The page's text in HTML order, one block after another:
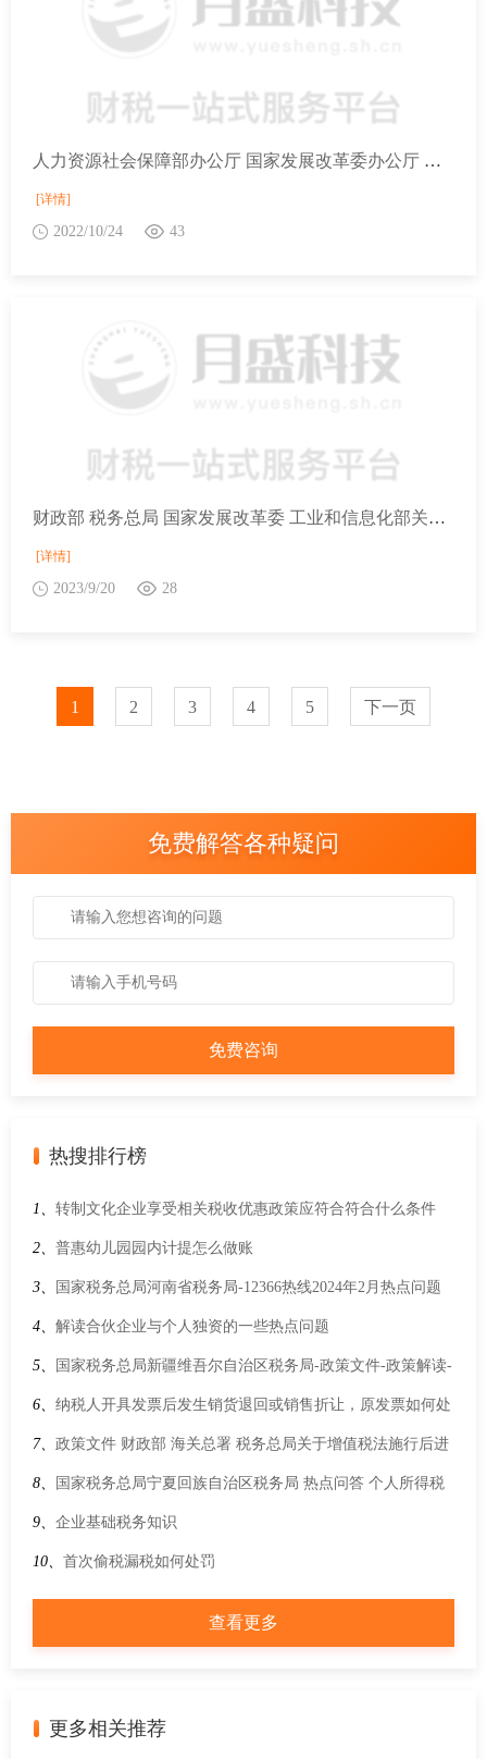
人力资源社会保障部办公厅 国家发展改革委办公厅 财政部办公厅 国家税务总局办公厅关于进一步做好阶段性缓缴社会保险费政策实施工作有关问题的通知（人社厅发〔2022〕50号）
[详情]
2022/10/24 43
财政部 税务总局 国家发展改革委 工业和信息化部关于提高集成电路和工业母机企业研发费用加计扣除比例的公告
[详情]
2023/9/20 28
1 2 3 4 5 下一页
免费解答各种疑问
热搜排行榜
1、 转制文化企业享受相关税收优惠政策应符合符合什么条件
2、 普惠幼儿园园内计提怎么做账
3、 国家税务总局河南省税务局-12366热线2024年2月热点问题
4、 解读合伙企业与个人独资的一些热点问题
5、 国家税务总局新疆维吾尔自治区税务局-政策文件-政策解读-
关于《国家税务总局关于境外投资者以分配利润直接投资税收
抵免政策有关事项的公告》的解读
6、 纳税人开具发票后发生销货退回或销售折让，原发票如何处
理？
7、 政策文件 财政部 海关总署 税务总局关于增值税法施行后进
口环节增值税优惠政策衔接事项的公告
8、 国家税务总局宁夏回族自治区税务局 热点问答 个人所得税
生产经营所得可通过网络渠道如何进行申报？
9、 企业基础税务知识
10、 首次偷税漏税如何处罚
查看更多
更多相关推荐